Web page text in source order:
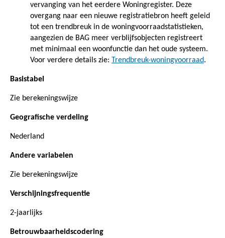
vervanging van het eerdere Woningregister. Deze
overgang naar een nieuwe registratiebron heeft geleid
tot een trendbreuk in de woningvoorraadstatistieken,
aangezien de BAG meer verblijfsobjecten registreert
met minimaal een woonfunctie dan het oude systeem.
Voor verdere details zie: Trendbreuk-woningvoorraad.
Basistabel
Zie berekeningswijze
Geografische verdeling
Nederland
Andere variabelen
Zie berekeningswijze
Verschijningsfrequentie
2-jaarlijks
Betrouwbaarheidscodering